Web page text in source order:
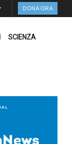
DONA ORA
SCIENZA